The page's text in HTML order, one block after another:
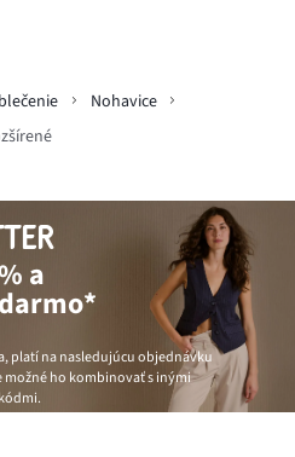
Nohavice
a
platí na nasledujúcu objednávku
možné ho kombinovať s inými